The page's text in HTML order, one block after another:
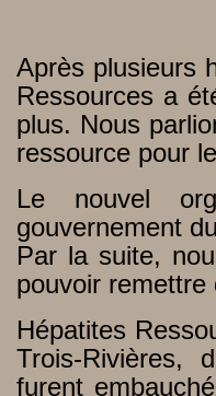
Après plusieurs
Ressources a
plus. Nous
ressource pour
Le nouvel
gouvernement
Par la suite,
pouvoir
Hépatites
Trois-Rivières,
furent